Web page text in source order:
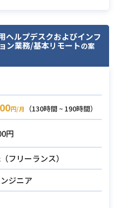
リ・ロール・ジョブ・プ
）
・開発／構築経験
題解決、提案といった業
ーカー様DWHシステム運
、以下のジョブ監視/ヘル
ペレーション、
への問題提起・提案作業
ース操作オペレーション
テムの問合せ/トラブルシ
グ
クエリ実施対応
リソース払い出し（DWH/
IAM/EC2/Workspace/ECS/
ュアル作成
ヘルプデスクおよびインフ
ン業務/基本リモートの案
円/月
（130時間 ~ 190時間）
円
フリーランス）
ジニア